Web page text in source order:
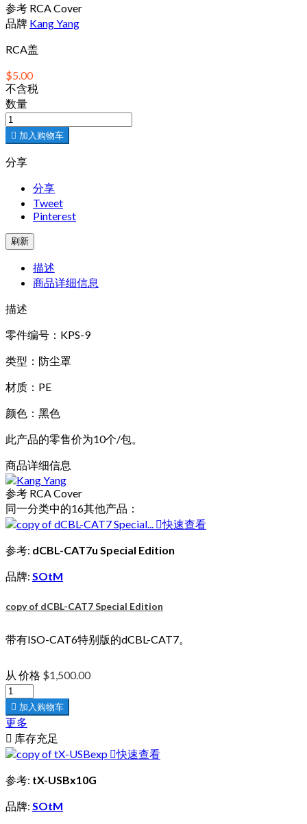
参考 RCA Cover
品牌 Kang Yang
RCA盖
$5.00
不含税
数量
 加入购物车
分享
分享
Tweet
Pinterest
描述
商品详细信息
描述
零件编号：KPS-9
类型：防尘罩
材质：PE
颜色：黑色
此产品的零售价为10个/包。
商品详细信息
参考 RCA Cover
同一分类中的16其他产品：
快速查看
参考: dCBL-CAT7u Special Edition
品牌: SOtM
copy of dCBL-CAT7 Special Edition
带有ISO-CAT6特别版的dCBL-CAT7。
从 价格 $1,500.00
 加入购物车
更多
 库存充足
快速查看
参考: tX-USBx10G
品牌: SOtM